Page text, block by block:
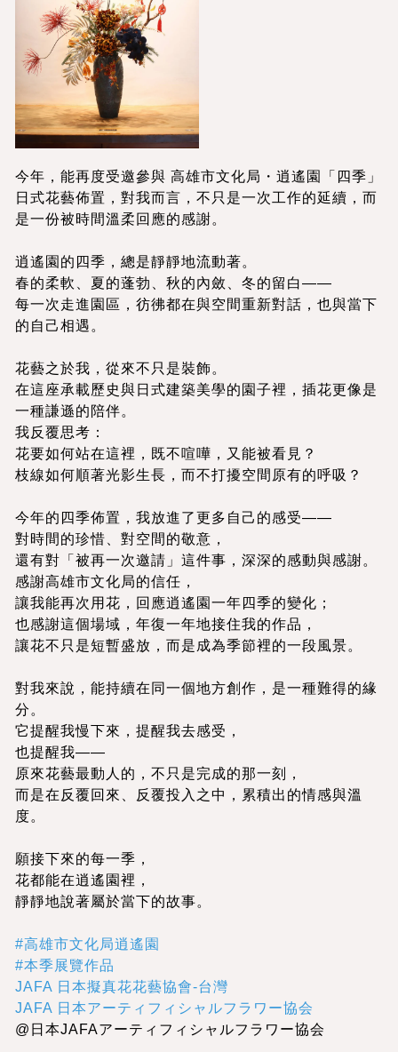
今年，能再度受邀參與 高雄市文化局・逍遙園「四季」
日式花藝佈置，對我而言，不只是一次工作的延續，而
是一份被時間溫柔回應的感謝。
逍遙園的四季，總是靜靜地流動著。
春的柔軟、夏的蓬勃、秋的內斂、冬的留白——
每一次走進園區，彷彿都在與空間重新對話，也與當下
的自己相遇。
花藝之於我，從來不只是裝飾。
在這座承載歷史與日式建築美學的園子裡，插花更像是
一種謙遜的陪伴。
我反覆思考：
花要如何站在這裡，既不喧嘩，又能被看見？
枝線如何順著光影生長，而不打擾空間原有的呼吸？
今年的四季佈置，我放進了更多自己的感受——
對時間的珍惜、對空間的敬意，
還有對「被再一次邀請」這件事，深深的感動與感謝。
感謝高雄市文化局的信任，
讓我能再次用花，回應逍遙園一年四季的變化；
也感謝這個場域，年復一年地接住我的作品，
讓花不只是短暫盛放，而是成為季節裡的一段風景。
對我來說，能持續在同一個地方創作，是一種難得的緣
分。
它提醒我慢下來，提醒我去感受，
也提醒我——
原來花藝最動人的，不只是完成的那一刻，
而是在反覆回來、反覆投入之中，累積出的情感與溫
度。
願接下來的每一季，
花都能在逍遙園裡，
靜靜地說著屬於當下的故事。
#高雄市文化局逍遙園
#本季展覽作品
JAFA 日本擬真花花藝協會-台灣
JAFA 日本アーティフィシャルフラワー協会
@日本JAFAアーティフィシャルフラワー協会